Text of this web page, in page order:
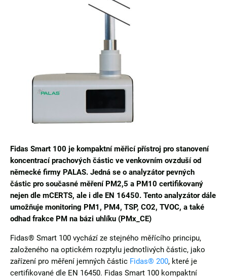
Fidas Smart 100 je kompaktní měřicí přístroj pro stanovení
koncentrací prachových částic ve venkovním ovzduší od
německé firmy PALAS. Jedná se o analyzátor pevných
částic pro současné měření PM2,5 a PM10 certifikovaný
nejen dle mCERTS, ale i dle EN 16450. Tento analyzátor dále
umožňuje monitoring PM1, PM4, TSP, CO2, TVOC, a také
odhad frakce PM na bázi uhlíku (PMx_CE)
Fidas® Smart 100 vychází ze stejného měřícího principu,
založeného na optickém rozptylu jednotlivých částic, jako
zařízení pro měření jemných částic Fidas® 200, které je
certifikované dle EN 16450. Fidas Smart 100 kompaktní